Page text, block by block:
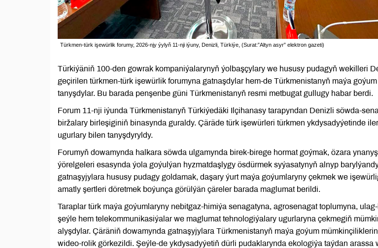
Türkmen-türk işewürlik forumy, 2026-njy ýylyň 11-nji iýuny, Denizli, Türkiýe, (Surat:”Altyn asyr” elektron gazeti)
Türkiýäniň 100-den gowrak kompaniýalarynyň ýolbaşçylary we hususy pudagyň wekilleri
geçirilen türkmen-türk işewürlik forumyna gatnaşdylar hem-de Türkmenistanyň maýa
tanyşdylar. Bu barada penşenbe güni Türkmenistanyň resmi metbugat gullugy habar berdi.
Forum 11-nji iýunda Türkmenistanyň Türkiýedäki Ilçihanasy tarapyndan Denizli söwda-
biržalary birleşiginiň binasynda guraldy. Çäräde türk işewürleri türkmen ykdysadyýetinde
ugurlary bilen tanyşdyryldy.
Forumyň dowamynda halkara söwda ulgamynda birek-birege hormat goýmak, özara
ýörelgeleri esasynda ýola goýulýan hyzmatdaşlygy ösdürmek syýasatynyň alnyp
gatnaşyjylara hususy pudagy goldamak, daşary ýurt maýa goýumlaryny çekmek we
amatly şertleri döretmek boýunça görülýän çäreler barada maglumat berildi.
Taraplar türk maýa goýumlaryny nebitgaz-himiýa senagatyna, agrosenagat toplumyna,
şeýle hem telekommunikasiýalar we maglumat tehnologiýalary ugurlaryna çekmegiň
alyşdylar. Çäräniň dowamynda gatnaşyjylara Türkmenistanyň maýa goýum
wideo-rolik görkezildi. Şeýle-de ykdysadyýetiň dürli pudaklarynda ekologiýa taýdan arassa